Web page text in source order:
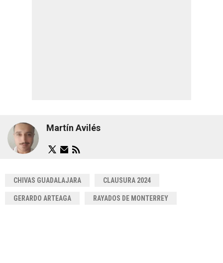
Martín Avilés
CHIVAS GUADALAJARA CLAUSURA 2024
GERARDO ARTEAGA RAYADOS DE MONTERREY